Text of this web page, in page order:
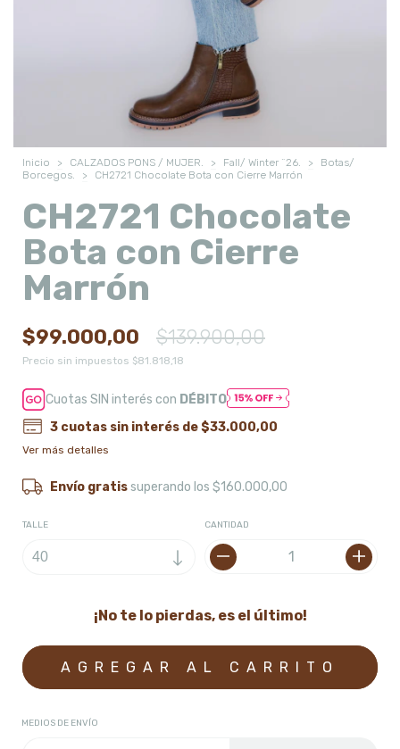
Inicio > CALZADOS PONS / MUJER. > Fall/ Winter ¨26. >
Botas/
Borcegos.
> CH2721 Chocolate Bota con Cierre Marrón
CH2721 Chocolate
Bota con Cierre
Marrón
$99.000,00 $139.900,00
Precio sin impuestos $81.818,18
Cuotas SIN interés con DÉBITO
3 cuotas sin interés de$33.000,00
Ver más detalles
Envío gratissuperando los$160.000,00
TALLE CANTIDAD
¡No te lo pierdas, es el último!
MEDIOS DE ENVÍO